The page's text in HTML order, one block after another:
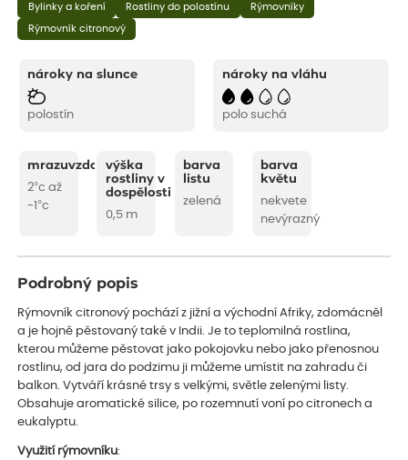
Bylinky a koření Rostliny do polostínu Rýmovníky
Rýmovník citronový
nároky na slunce
polostín
nároky na vláhu
polo suchá
mrazuvzdornost
2°c až
-1°c
výška
rostliny v
dospělosti
0,5 m
barva
listu
zelená
barva
květu
nekvete
nevýrazný
Podrobný popis
Rýmovník citronový pochází z jižní a východní Afriky, zdomácněl
a je hojně pěstovaný také v Indii. Je to teplomilná rostlina,
kterou můžeme pěstovat jako pokojovku nebo jako přenosnou
rostlinu, od jara do podzimu ji můžeme umístit na zahradu či
balkon. Vytváří krásné trsy s velkými, světle zelenými listy.
Obsahuje aromatické silice, po rozemnutí voní po citronech a
eukalyptu.
Využití rýmovníku: